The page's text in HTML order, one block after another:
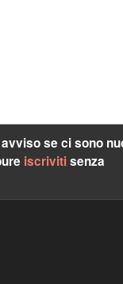
se ci sono
iscrivitisenza